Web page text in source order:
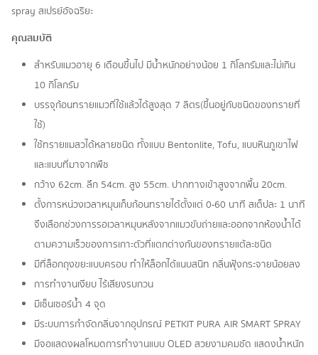
spray สเปรย์อัจฉริยะ
คุณสมบัติ
สำหรับแมวอายุ 6 เดือนขึ้นไป มีน้ำหนักอย่างน้อย 1 กิโลกรัมและไม่เกิน
10 กิโลกรัม
บรรจุก้อนทรายแมวที่ใช้แล้วได้สูงสุด 7 ลิตร(ขึ้นอยู่กับชนิดของทรายที่
ใช้)
ใช้ทรายแมสวได้หลายชนิด ทั้งแบบ Bentonlite, Tofu, แบบหินภูเขาไฟ
และแบบที่มาจากพืช
กว้าง 62cm. ลึก 54cm. สูง 55cm. ปากทางเข้าสูงจากพื้น 20cm.
ตั้งการหน่วงเวลาหมุนเก็บก้อนทรายได้ตั้งแต่ 0-60 นาที สเต็ปละ 1 นาที
จึงเลือกช่วงการรอเวลาหมุนหลังจากแมวขับถ่ายและออกจากห้องน้ำได้
ตามความเร็วของการเกาะตัวที่แตกต่างกันของทรายแต้ละชนิด
มีที่ล็อกถุงขยะแบบครอบ ทำให้ล็อกได้แนบสนิท กลิ่นฟุ้งกระจายน้อยลง
การทำงานเงียบ ไร้เสียงรบกวน
มีเซ็นเซอร์น้ำ 4 จุด
มีระบบการกำจัดกลิ่นจากอุปกรณ์ PETKIT PURA AIR SMART SPRAY
มีจอแสดงผลโหมดการทำงานแบบ OLED สวยงามคมชัด แสดงน้ำหนัก